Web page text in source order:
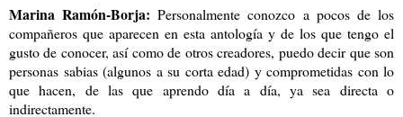
Marina Ramón-Borja: Personalmente conozco a pocos de los
compañeros que aparecen en esta antología y de los que tengo el
gusto de conocer, así como de otros creadores, puedo decir que son
personas sabias (algunos a su corta edad) y comprometidas con lo
que hacen, de las que aprendo día a día, ya sea directa o
indirectamente.